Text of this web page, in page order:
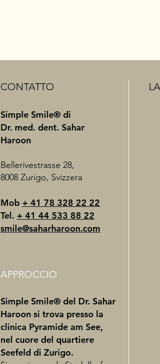
CONTATTO
Simple Smile® di
Dr. med. dent. Sahar
Haroon
Bellerivestrasse 28,
8008 Zurigo, Svizzera
Mob + 41 78 328 22 22
Tel. + 41 44 533 88 22
smile@saharharoon.com
APPROCCIO
Simple Smile® del Dr. Sahar
Haroon si trova presso la
clinica Pyramide am See,
nel cuore del quartiere
Seefeld di Zurigo.